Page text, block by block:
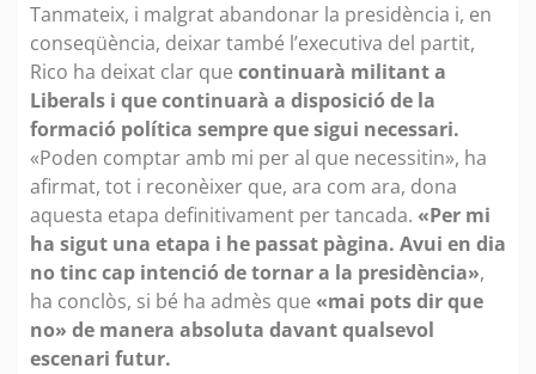
Tanmateix, i malgrat abandonar la presidència i, en
conseqüència, deixar també l’executiva del partit,
Rico ha deixat clar que continuarà militant a
Liberals i que continuarà a disposició de la
formació política sempre que sigui necessari.
«Poden comptar amb mi per al que necessitin», ha
afirmat, tot i reconèixer que, ara com ara, dona
aquesta etapa definitivament per tancada. «Per mi
ha sigut una etapa i he passat pàgina. Avui en dia
no tinc cap intenció de tornar a la presidència»,
ha conclòs, si bé ha admès que «mai pots dir que
no» de manera absoluta davant qualsevol
escenari futur.